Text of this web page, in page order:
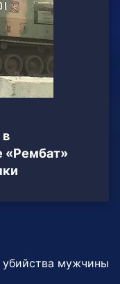
«Рембат»
убийства мужчины